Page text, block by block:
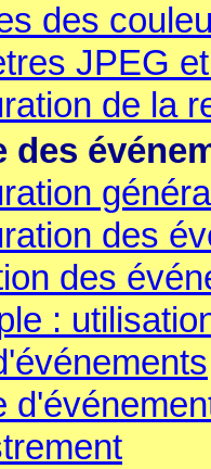
des
JPEG
de la
des
des
des
: